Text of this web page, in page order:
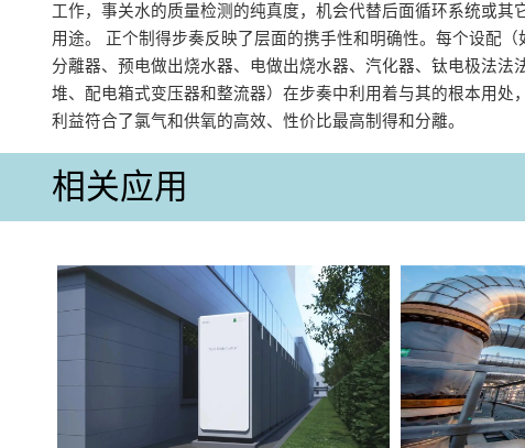
工作，事关水的质量检测的纯真度，机会代替后面循环系统或其
用途。 正个制得步奏反映了层面的携手性和明确性。每个设配（
分離器、预电做出烧水器、电做出烧水器、汽化器、钛电极法法
堆、配电箱式变压器和整流器）在步奏中利用着与其的根本用处
利益符合了氯气和供氧的高效、性价比最高制得和分離。
相关应用